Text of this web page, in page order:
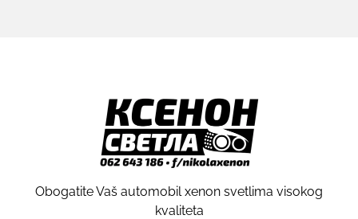
Obogatite Vaš automobil xenon svetlima visokog
kvaliteta